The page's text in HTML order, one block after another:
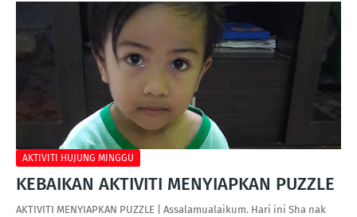
AKTIVITI HUJUNG MINGGU
KEBAIKAN AKTIVITI MENYIAPKAN PUZZLE
AKTIVITI MENYIAPKAN PUZZLE | Assalamualaikum. Hari ini Sha nak